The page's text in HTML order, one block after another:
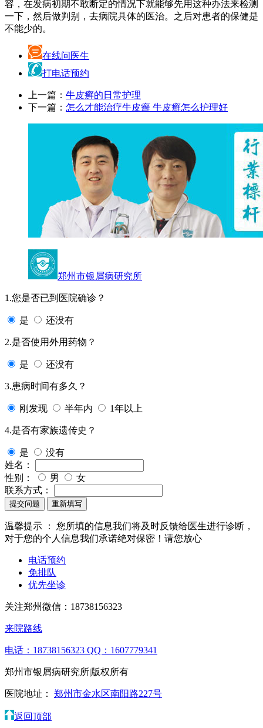
容，在发病初期不敢断定的情况下就能够先用这种办法来检测
一下，然后做判别，去病院具体的医治。之后对患者的保健是
不能少的。
在线问医生
打电话预约
上一篇： 牛皮癣的日常护理
下一篇： 怎么才能治疗牛皮癣 牛皮癣怎么护理好
郑州市银屑病研究所
1.您是否已到医院确诊？
是 还没有
2.是否使用外用药物？
是 还没有
3.患病时间有多久？
刚发现 半年内 1年以上
4.是否有家族遗传史？
是
没有
姓名：
性别：
男
女
联系方式：
提交问题 重新填写
温馨提示 ： 您所填的信息我们将及时反馈给医生进行诊断，
对于您的个人信息我们承诺绝对保密！请您放心
电话预约
免排队
优先坐诊
关注郑州微信： 18738156323
来院路线
电话：18738156323 QQ：1607779341
郑州市银屑病研究所|版权所有
医院地址： 郑州市金水区南阳路227号
返回顶部